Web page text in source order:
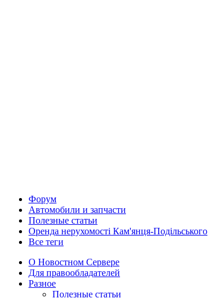
Форум
Автомобили и запчасти
Полезные статьи
Оренда нерухомості Кам'янця-Подільського
Все теги
О Новостном Сервере
Для правообладателей
Разное
Полезные статьи